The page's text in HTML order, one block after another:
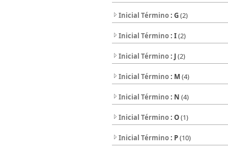
Inicial Término: G(2)
Inicial Término: I(2)
Inicial Término: J(2)
Inicial Término: M (4)
Inicial Término: N (4)
Inicial Término: O(1)
Inicial Término: P(10)